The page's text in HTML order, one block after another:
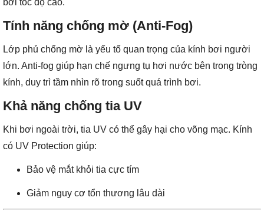
Tính năng chống mờ (Anti-Fog)
Lớp phủ chống mờ là yếu tố quan trọng của kính bơi người
lớn. Anti-fog giúp hạn chế ngưng tụ hơi nước bên trong tròng
kính, duy trì tầm nhìn rõ trong suốt quá trình bơi.
Khả năng chống tia UV
Khi bơi ngoài trời, tia UV có thể gây hại cho võng mạc. Kính
có UV Protection giúp:
Bảo vệ mắt khỏi tia cực tím
Giảm nguy cơ tổn thương lâu dài